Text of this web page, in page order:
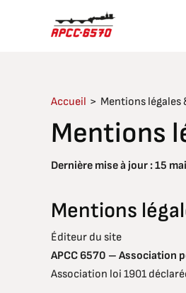
Accueil Mentions
Mentions
Dernière mise à jour : 15
Mentions
Éditeur du site
APCC 6570 – Association
Association loi 1901